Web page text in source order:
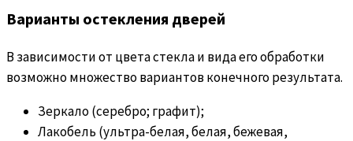
Варианты остекления дверей
В зависимости от цвета стекла и вида его обработки
возможно множество вариантов конечного результата.
Зеркало (серебро; графит);
Лакобель (ультра-белая, белая, бежевая,